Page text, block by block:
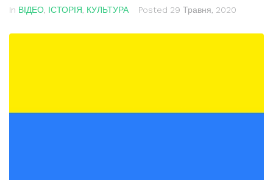
In ВІДЕО ІСТОРІЯ КУЛЬТУРА Posted 29 Травня, 2020